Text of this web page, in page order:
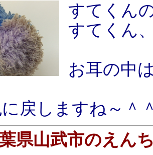
すてくん
すてくん
お耳の中
戻しますね～＾
県山武市のえん